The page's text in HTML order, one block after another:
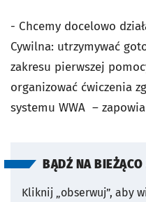
- Chcemy docelowo
Cywilna: utrzymywać
zakresu pierwszej
organizować ćwiczenia
systemu WWA –
BĄDŹ NA
Kliknij „obserwuj”, aby